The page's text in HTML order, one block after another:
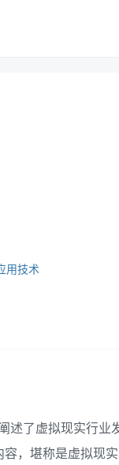
用技术
述了虚拟现实行
，堪称是虚拟现实